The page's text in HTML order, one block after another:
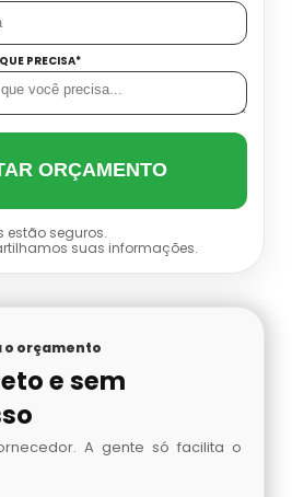
PRECISA*
ORÇAMENTO
estão seguros.
suas informações.
o orçamento
e sem
A gente só facilita o